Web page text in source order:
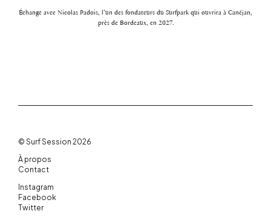
Échange avec Nicolas Padois, l’un des fondateurs du Surfpark qui ouvrira à Canéjan,
près de Bordeaux, en 2027.
© Surf Session 2026
À propos
Contact
Instagram
Facebook
Twitter